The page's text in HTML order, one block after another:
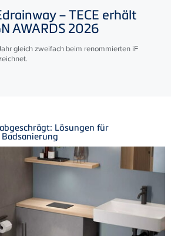
drainway –TECE erhält
AWARDS 2026
gleich zweifach beim renommierten iF
Lösungen für